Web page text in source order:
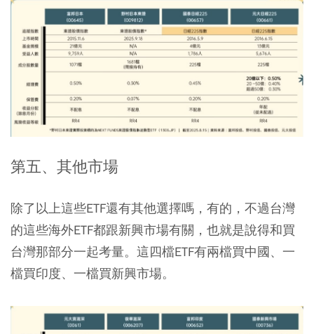
第五、其他市場
除了以上這些ETF還有其他選擇嗎，有的，不過台灣
的這些海外ETF都跟新興市場有關，也就是說得和買
台灣那部分一起考量。這四檔ETF有兩檔買中國、一
檔買印度、一檔買新興市場。